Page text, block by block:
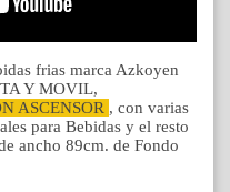
frias marca Azkoyen
Y MOVIL,
ASCENSOR , con varias
para Bebidas y el resto
ancho 89cm. de Fondo